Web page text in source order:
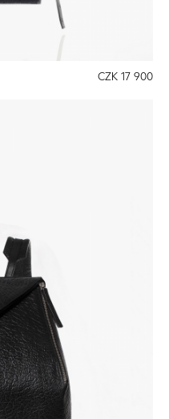
CZK 17 900